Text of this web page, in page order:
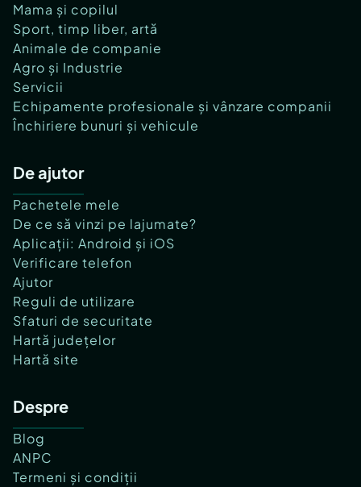
Mama și copilul
Sport, timp liber, artă
Animale de companie
Agro și Industrie
Servicii
Echipamente profesionale și vânzare companii
Închiriere bunuri și vehicule
De ajutor
Pachetele mele
De ce să vinzi pe lajumate?
Aplicații: Android și iOS
Verificare telefon
Ajutor
Reguli de utilizare
Sfaturi de securitate
Hartă județelor
Hartă site
Despre
Blog
ANPC
Termeni și condiții